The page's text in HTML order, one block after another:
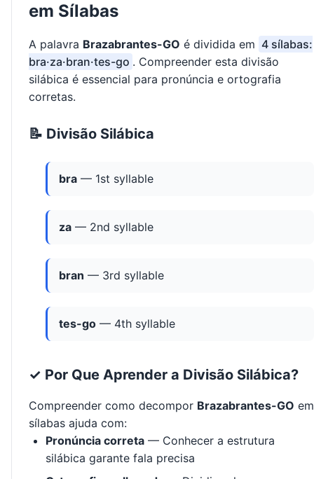
em Sílabas
A palavra Brazabrantes-GO é dividida em 4 sílabas:
bra·za·bran·tes-go . Compreender esta divisão
silábica é essencial para pronúncia e ortografia
corretas.
📝 Divisão Silábica
bra — 1st syllable
za — 2nd syllable
bran — 3rd syllable
tes-go — 4th syllable
✓ Por Que Aprender a Divisão Silábica?
Compreender como decompor Brazabrantes-GO em
sílabas ajuda com:
Pronúncia correta — Conhecer a estrutura
silábica garante fala precisa